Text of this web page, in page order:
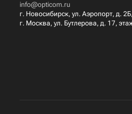
info@opticom.ru
г. Новосибирск, ул. Аэропорт, д.
г. Москва, ул. Бутлерова, д. 17,